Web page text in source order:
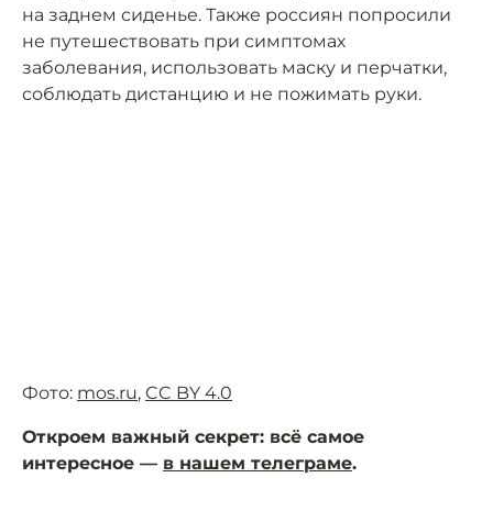
на заднем сиденье. Также россиян попросили
не путешествовать при симптомах
заболевания, использовать маску и перчатки,
соблюдать дистанцию и не пожимать руки.
Фото: mos.ru, CC BY 4.0
Откроем важный секрет: всё самое
интересное — в нашем телеграме.